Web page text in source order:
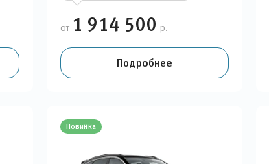
от 1 914 500 р.
Подробнее
Новинка